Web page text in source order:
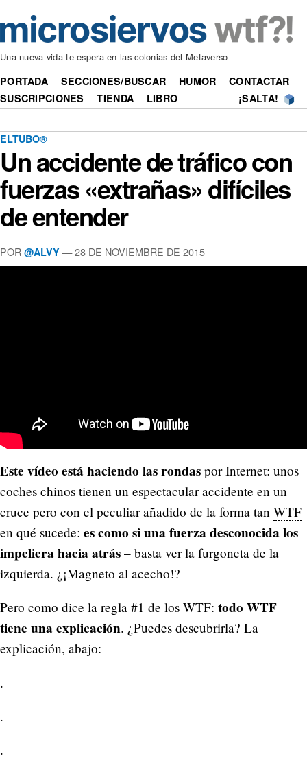
Una nueva vida te espera en las colonias del Metaverso
PORTADA SECCIONES/BUSCAR HUMOR
CONTACTAR
SUSCRIPCIONES
TIENDA LIBRO ¡SALTA!
ELTUBO®
Un accidente de tráfico con
fuerzas «extrañas» difíciles
de entender
POR @ALVY —28 DE NOVIEMBRE DE 2015
Este vídeo está haciendo las rondas por Internet: unos
coches chinos tienen un espectacular accidente en un
cruce pero con el peculiar añadido de la forma tan WTF
en qué sucede: es como si una fuerza desconocida los
impeliera hacia atrás – basta ver la furgoneta de la
izquierda. ¿¡Magneto al acecho!?
Pero como dice la regla #1 de los WTF: todo WTF
tiene una explicación. ¿Puedes descubrirla? La
explicación, abajo:
.
.
.